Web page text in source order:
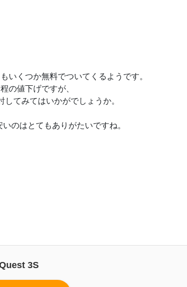
いくつか無料でついてくるようです。
の値下げですが、
てみてはいかがでしょうか。
のはとてもありがたいですね。
3S